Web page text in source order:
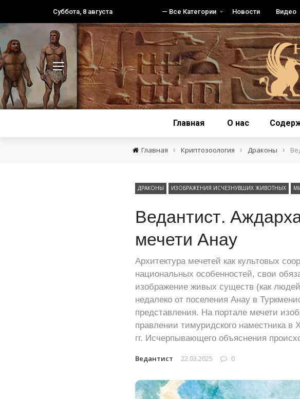
Суббота, 8 августа — Все Категории Новости Видео
Главная О нас
Главная › Криптозоология › Драконы ›
ДРАКОНЫ ИЗОБРАЖЕНИЯ ИСЧЕЗНУВШИХ ЖИВОТНЫХ
Ведантист.
мечети Анау
Архитектура мечетей как культовых
национальных особенностей, свои
изображение живых существ (как
недалеко от поселения Анау в
представления. На портале мечети
правлении тимуридского наместника
гг. Исчерпывающего объяснения
Ведантист 22.03.2025 0